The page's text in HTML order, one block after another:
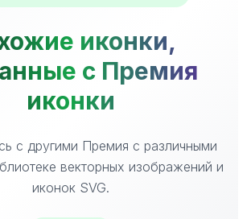
иконки,
с Премия
иконки
с другими Премия с различными
векторных изображений и
иконок SVG.